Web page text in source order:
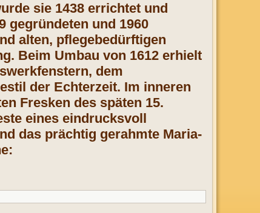
sie 1438 errichtet und
gegründeten und 1960
alten, pflegebedürftigen
Beim Umbau von 1612 erhielt
dem
der Echterzeit. Im inneren
Fresken des späten 15.
eines eindrucksvoll
das prächtig gerahmte Maria-